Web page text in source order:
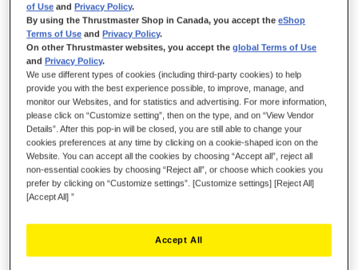
9,99 €
IN DEN WARENKORB
Wunschliste
of Use andPrivacy Policy.
By using the Thrustmaster Shop in Canada, you accept theeShop
Terms of Use andPrivacy Policy.
On other Thrustmaster websites, you accept theglobal Terms of Use
andPrivacy Policy.
We use different types of cookies (including third-party cookies) to help
provide you with the best experience possible, to improve, manage, and
monitor our Websites, and for statistics and advertising. For more information,
please click on “Customize setting”, then on the type, and on “View Vendor
Details”. After this pop-in will be closed, you are still able to change your
cookies preferences at any time by clicking on a cookie-shaped icon on the
Website. You can accept all the cookies by choosing “Accept all”, reject all
non-essential cookies by choosing “Reject all”, or choose which cookies you
prefer by clicking on “Customize settings”. [Customize settings] [Reject All]
[Accept All] ”
Accept All